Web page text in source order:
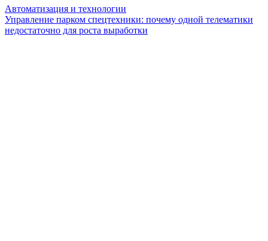
Автоматизация и технологии
Управление парком спецтехники: почему одной телематики
недостаточно для роста выработки